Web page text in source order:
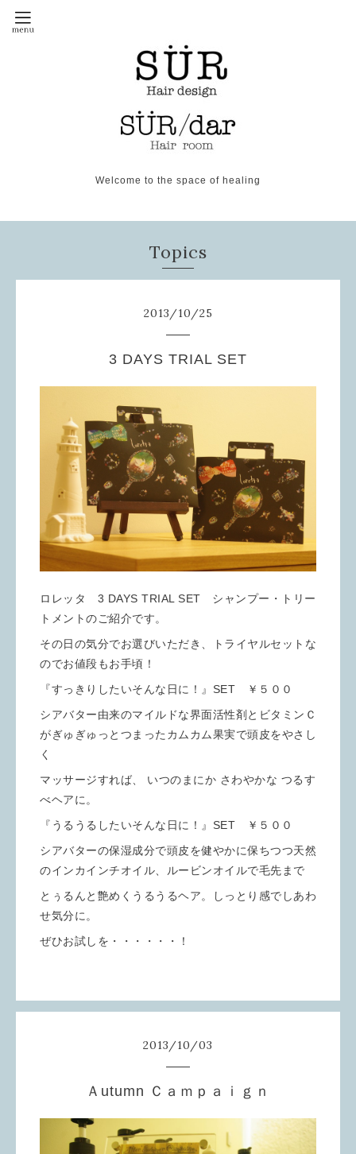
Welcome to the space of healing
Topics
2013/10/25
3 DAYS TRIAL SET
ロレッタ 3 DAYS TRIAL SET シャンプー・トリー
トメントのご紹介です。
その日の気分でお選びいただき、トライヤルセットな
のでお値段もお手頃！
『すっきりしたいそんな日に！』SET ￥５００
シアバター由来のマイルドな界面活性剤とビタミンＣ
がぎゅぎゅっとつまったカムカム果実で頭皮をやさし
く
マッサージすれば、 いつのまにか さわやかな つるす
べヘアに。
『うるうるしたいそんな日に！』SET ￥５００
シアバターの保湿成分で頭皮を健やかに保ちつつ天然
のインカインチオイル、ルービンオイルで毛先まで
とぅるんと艶めくうるうるヘア。しっとり感でしあわ
せ気分に。
ぜひお試しを・・・・・・！
2013/10/03
Ａutumn Ｃａｍｐａｉｇｎ